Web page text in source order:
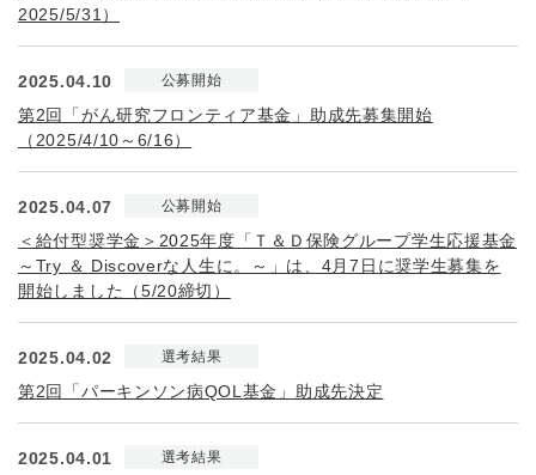
2025/5/31）
2025.04.10 公募開始
第2回「がん研究フロンティア基金」助成先募集開始
（2025/4/10～6/16）
2025.04.07 公募開始
＜給付型奨学金＞2025年度「Ｔ＆Ｄ保険グループ学生応援基金
～Try ＆ Discoverな人生に。～」は、4月7日に奨学生募集を
開始しました（5/20締切）
2025.04.02 選考結果
第2回「パーキンソン病QOL基金」助成先決定
2025.04.01 選考結果